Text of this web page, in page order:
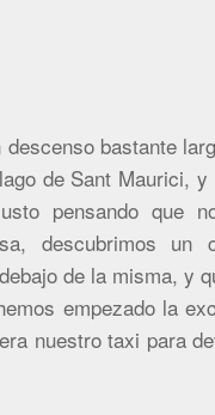
descenso bastante
de Sant Maurici, y
pensando que
descubrimos un
de la misma, y
empezado la
nuestro taxi para